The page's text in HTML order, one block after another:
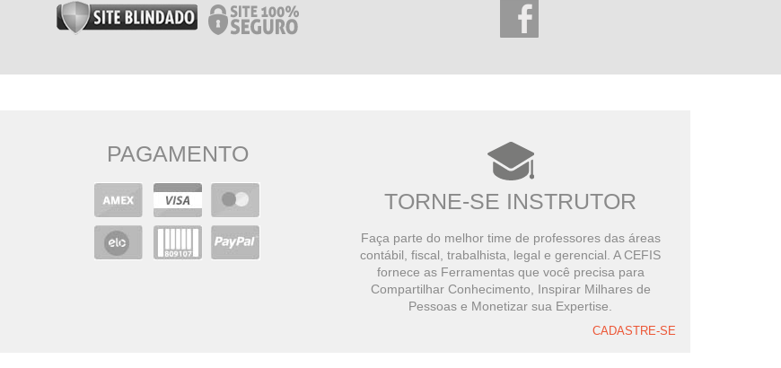
PAGAMENTO
TORNE-SE INSTRUTOR
Faça parte do melhor time de professores das áreas
contábil, fiscal, trabalhista, legal e gerencial. A CEFIS
fornece as Ferramentas que você precisa para
Compartilhar Conhecimento, Inspirar Milhares de
Pessoas e Monetizar sua Expertise.
CADASTRE-SE